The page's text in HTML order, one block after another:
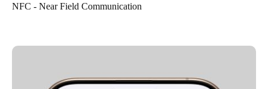
NFC - Near Field Communication